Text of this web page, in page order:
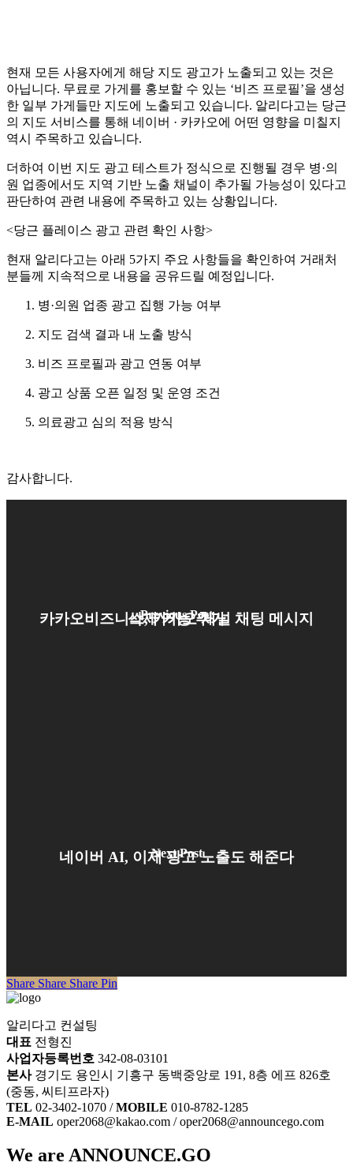
현재 모든 사용자에게 해당 지도 광고가 노출되고 있는 것은
아닙니다. 무료로 가게를 홍보할 수 있는 ‘비즈 프로필’을 생성
한 일부 가게들만 지도에 노출되고 있습니다. 알리다고는 당근
의 지도 서비스를 통해 네이버 · 카카오에 어떤 영향을 미칠지
역시 주목하고 있습니다.
더하여 이번 지도 광고 테스트가 정식으로 진행될 경우 병·의
원 업종에서도 지역 기반 노출 채널이 추가될 가능성이 있다고
판단하여 관련 내용에 주목하고 있는 상황입니다.
<당근 플레이스 광고 관련 확인 사항>
현재 알리다고는 아래 5가지 주요 사항들을 확인하여 거래처
분들께 지속적으로 내용을 공유드릴 예정입니다.
병·의원 업종 광고 집행 가능 여부
지도 검색 결과 내 노출 방식
비즈 프로필과 광고 연동 여부
광고 상품 오픈 일정 및 운영 조건
의료광고 심의 적용 방식
감사합니다.
Previous Post
카카오비즈니스, 카카오 채널 채팅 메시지 삭제 기능 추가
Next Post
네이버 AI, 이제 광고 노출도 해준다
Share
Share Share Share Pin
알리다고 컨설팅
대표 전형진
사업자등록번호 342-08-03101
본사경기도 용인시 기흥구 동백중앙로 191, 8층 에프 826호
(중동, 씨티프라자)
TEL 02-3402-1070 /MOBILE 010-8782-1285
E-MAIL oper2068@kakao.com / oper2068@announcego.com
We are ANNOUNCE.GO